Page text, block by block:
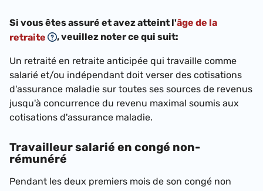
Si vous êtes assuré et avez atteint l'âge de la
retraite
, veuillez noter ce qui suit:
Un retraité en retraite anticipée qui travaille comme
salarié et/ou indépendant doit verser des cotisations
d'assurance maladie sur toutes ses sources de revenus
jusqu'à concurrence du revenu maximal soumis aux
cotisations d'assurance maladie.
Travailleur salarié en congé non-
rémunéré
Pendant les deux premiers mois de son congé non